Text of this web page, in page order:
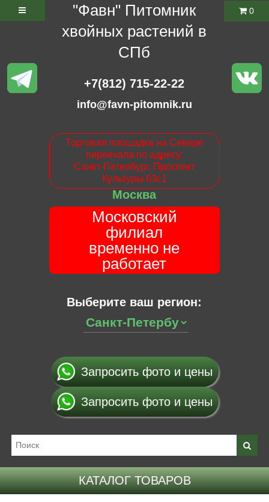
"Фавн" Питомник
хвойных растений в
СПб
+7(812) 715-22-22
info@favn-pitomnik.ru
Торговая площадка на Севере
переехала по адресу:
Санкт-Петербург. Проспект
Культуры 63с1
Москва
Московский
филиал
временно не
работает
Выберите ваш регион:
0
Запросить фото и цены
Запросить фото и цены
КАТАЛОГ ТОВАРОВ